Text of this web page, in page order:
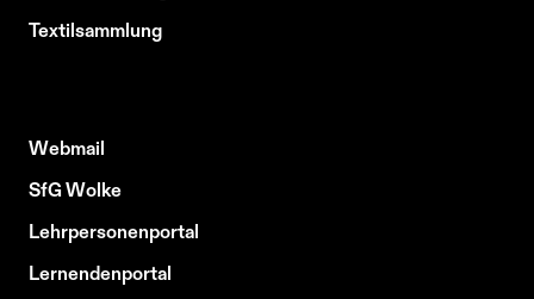
Textilsammlung
Webmail
SfG Wolke
Lehrpersonenportal
Lernendenportal